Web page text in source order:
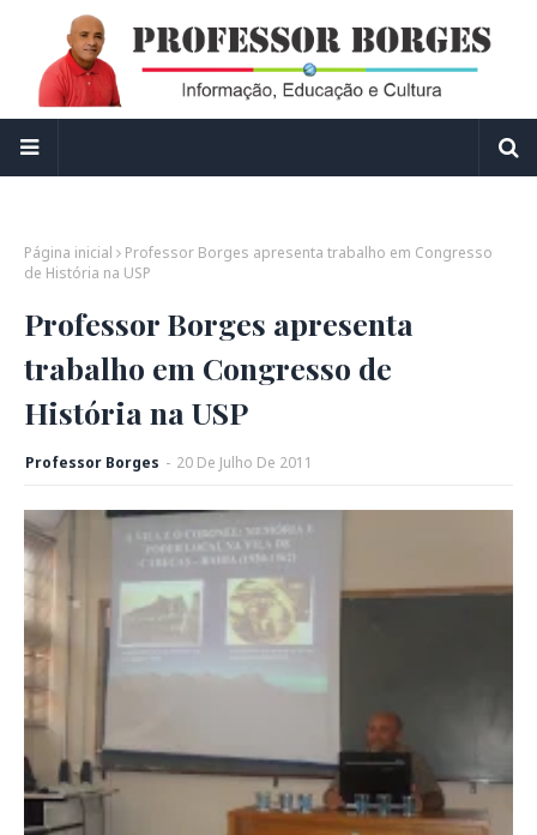
Página inicial
Professor Borges apresenta trabalho em Congresso
de História na USP
Professor Borges apresenta
trabalho em Congresso de
História na USP
Professor Borges - 20 De Julho De 2011